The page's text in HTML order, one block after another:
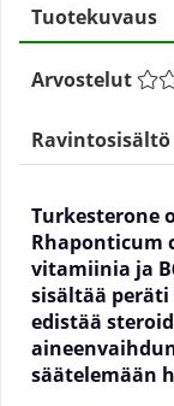
Tuotekuvaus
Arvostelut
Turkesterone
Rhaponticum
vitamiinia ja
sisältää
edistää
säätelemään